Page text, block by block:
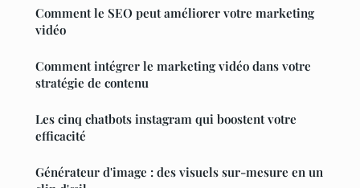
Comment le SEO peut améliorer votre marketing
vidéo
Comment intégrer le marketing vidéo dans votre
stratégie de contenu
Les cinq chatbots instagram qui boostent votre
efficacité
Générateur d'image : des visuels sur-mesure en un